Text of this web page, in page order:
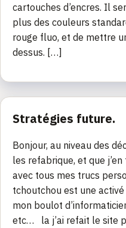
cartouches d’encres. Il
plus des couleurs
rouge fluo, et de mettre
dessus. […]
Stratégies future.
Bonjour, au niveau des
les refabrique, et que
avec tous mes trucs
tchoutchou est une
mon boulot
etc… la j’ai refait le site